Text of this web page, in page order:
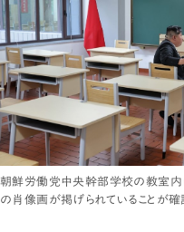
朝鮮労働党中央幹部学校の教室内
の肖像画が掲げられていることが確